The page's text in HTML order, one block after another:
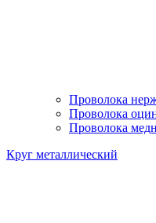
Проволока
Проволока
Проволока
Круг металлический